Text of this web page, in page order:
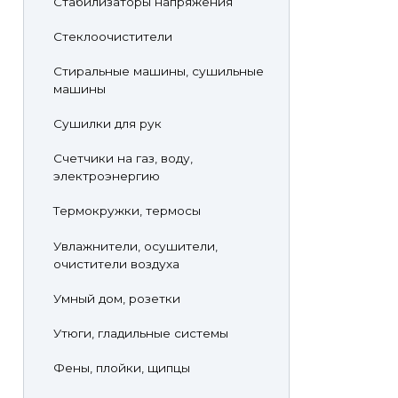
Стеклоочистители
Стиральные машины, сушильные
машины
Сушилки для рук
Счетчики на газ, воду,
электроэнергию
Термокружки, термосы
Увлажнители, осушители,
очистители воздуха
Умный дом, розетки
Утюги, гладильные системы
Фены, плойки, щипцы